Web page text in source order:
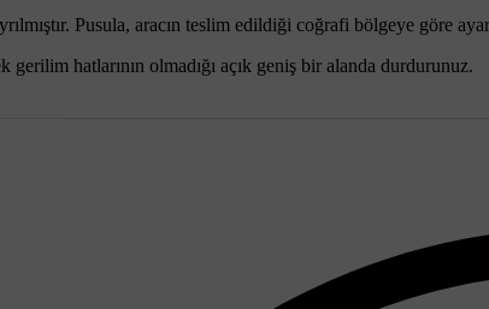
Pusula, aracın teslim edildiği coğrafi bölgeye göre
gerilim hatlarının olmadığı açık geniş bir alanda durdurunuz.